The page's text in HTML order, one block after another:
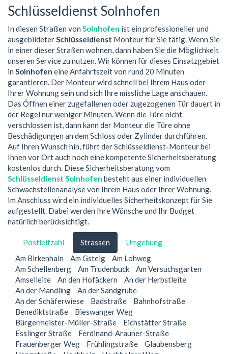
Schlüsseldienst Solnhofen
In diesen Straßen von Solnhofen ist ein professioneller und
ausgebildeterSchlüsseldienst Monteur für Sie tätig. Wenn Sie
in einer dieser Straßen wohnen, dann haben Sie die Möglichkeit
unseren Service zu nutzen. Wir können für dieses Einsatzgebiet
in Solnhofen eine Anfahrtszeit von rund 20 Minuten
garantieren. Der Monteur wird schnell bei Ihrem Haus oder
Ihrer Wohnung sein und sich Ihre missliche Lage anschauen.
Das Öffnen einer zugefallenen oder zugezogenen Tür dauert in
der Regel nur weniger Minuten. Wenn die Türe nicht
verschlossen ist, dann kann der Monteur die Türe ohne
Beschädigungen an dem Schloss oder Zylinder durchführen.
Auf Ihren Wunsch hin, führt der Schlüsseldienst-Monteur bei
Ihnen vor Ort auch noch eine kompetente Sicherheitsberatung
kostenlos durch. Diese Sicherheitsberatung vom
Schlüsseldienst Solnhofen besteht aus einer individuellen
Schwachstellenanalyse von Ihrem Haus oder Ihrer Wohnung.
Im Anschluss wird ein individuelles Sicherheitskonzept für Sie
aufgestellt. Dabei werden Ihre Wünsche und Ihr Budget
natürlich berücksichtigt.
Postleitzahl Strassen
Umgebung
Am Birkenhain
Am Gsteig
Am Lohweg
Am Schellenberg
Am Trudenbuck
Am Versuchsgarten
Amselleite
An den Hofäckern
An der Herbstleite
An der Mandling
An der Sandgrube
An der Schäferwiese
Badstraße
Bahnhofstraße
Benediktstraße
Bieswanger Weg
Bürgermeister-Müller-Straße
Eichstätter Straße
Esslinger Straße
Ferdinand-Arauner-Straße
Frauenberger Weg
Frühlingstraße
Glaubensberg